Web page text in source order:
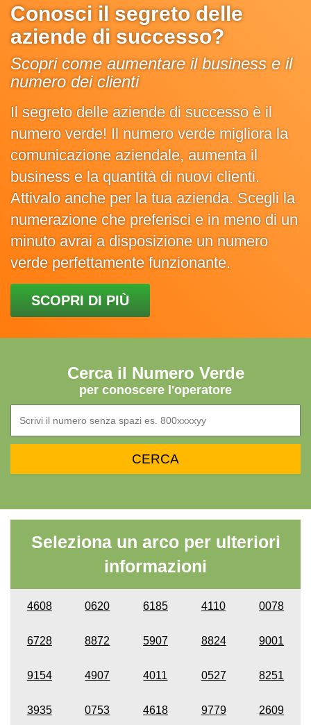
Conosci il segreto delle
aziende di successo?
Scopri come aumentare il business e il
numero dei clienti
Il segreto delle aziende di successo è il
numero verde! Il numero verde migliora la
comunicazione aziendale, aumenta il
business e la quantità di nuovi clienti.
Attivalo anche per la tua azienda. Scegli la
numerazione che preferisci e in meno di un
minuto avrai a disposizione un numero
verde perfettamente funzionante.
SCOPRI DI PIÙ
Cerca il Numero Verde
per conoscere l'operatore
Seleziona un arco per ulteriori
informazioni
4608 0620 6185 4110 0078
6728 8872 5907 8824 9001
9154 4907 4011 0527 8251
3935 0753 4618 9779 2609